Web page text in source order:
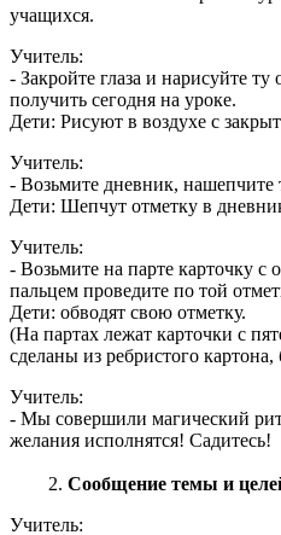
учащихся.
Учитель:
- Закройте глаза и нарисуйте
получить сегодня на уроке.
Дети: Рисуют в воздухе с
Учитель:
- Возьмите дневник, нашепчите
Дети: Шепчут отметку в
Учитель:
- Возьмите на парте карточку с
пальцем проведите по той
Дети: обводят свою отметку.
(На партах лежат карточки с
сделаны из ребристого
Учитель:
- Мы совершили магический
желания исполнятся! Садитесь!
Сообщение темы и
Учитель: